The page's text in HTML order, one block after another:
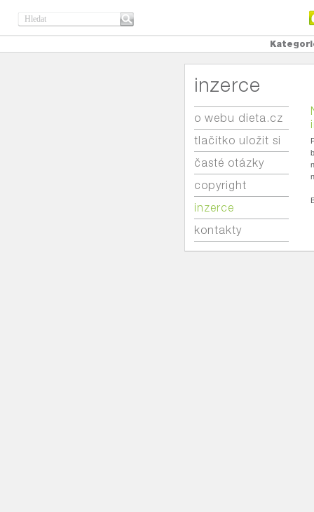
inzerce
o webu dieta.cz
tlačítko uložit si
časté otázky
copyright
inzerce
kontakty